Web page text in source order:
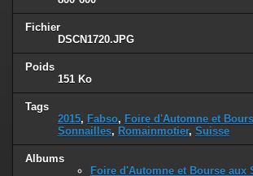
Fichier
DSCN1720.JPG
Poids
151 Ko
Tags
2015, Fabso, Foire d'Automne et
Sonnailles, Romainmotier, Suisse
Albums
Foire d'Automne et Bourse aux